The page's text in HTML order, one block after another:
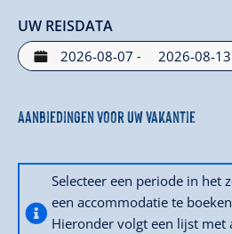
UW REISDATA
-
Aanbiedingen voor uw vakantie
Selecteer een periode in het
een accommodatie te
Hieronder volgt een lijst met